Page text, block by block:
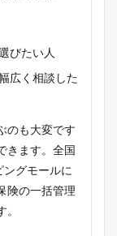
びたい人
広く相談した
のも大変です
きます。全国
グモールに
険の一括管理